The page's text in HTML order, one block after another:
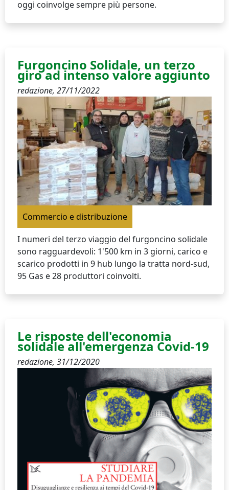
oggi coinvolge sempre più persone.
Furgoncino Solidale, un terzo
giro ad intenso valore aggiunto
redazione, 27/11/2022
Commercio e distribuzione
I numeri del terzo viaggio del furgoncino solidale
sono ragguardevoli: 1'500 km in 3 giorni, carico e
scarico prodotti in 9 hub lungo la tratta nord-sud,
95 Gas e 28 produttori coinvolti.
Le risposte dell'economia
solidale all'emergenza Covid-19
redazione, 31/12/2020